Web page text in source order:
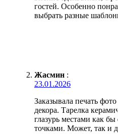
гостей. Особенно
выбрать разные
Жасмин :
23.01.2026
Заказывала печать
декора. Тарелка
глазурь местами как
точками. Может, так и